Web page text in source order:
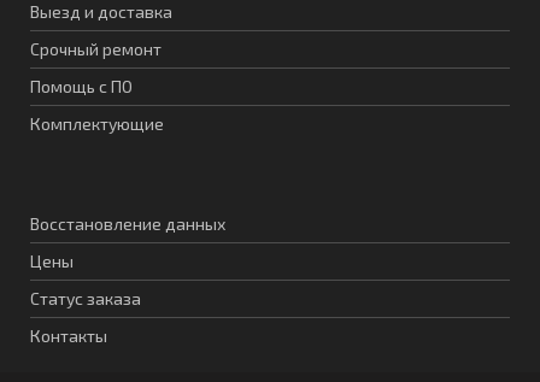
Выезд и доставка
Срочный ремонт
Помощь с ПО
Комплектующие
Восстановление данных
Цены
Статус заказа
Контакты